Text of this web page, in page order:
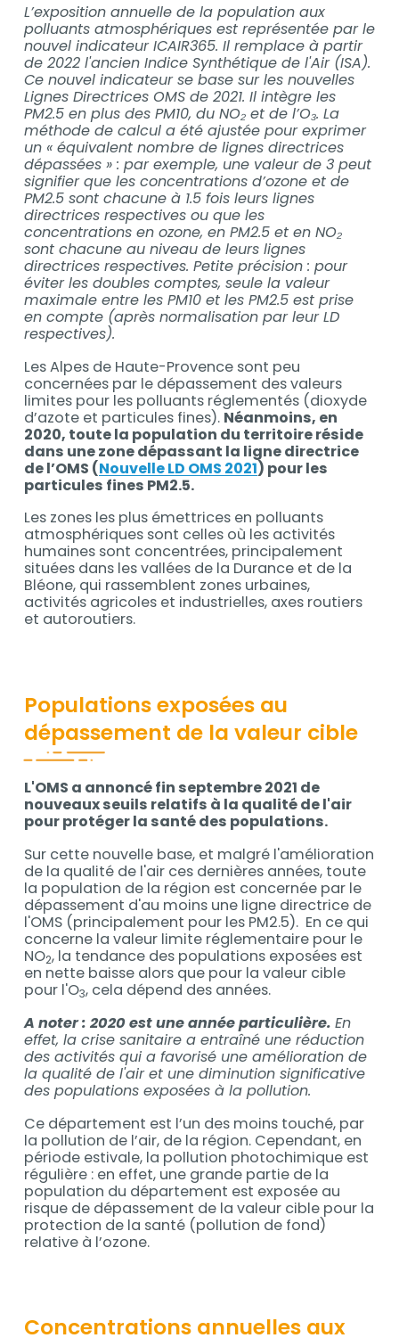
L’exposition annuelle de la population aux
polluants atmosphériques est représentée par le
nouvel indicateur ICAIR365. Il remplace à partir
de 2022 l'ancien Indice Synthétique de l'Air (ISA).
Ce nouvel indicateur se base sur les nouvelles
Lignes Directrices OMS de 2021. Il intègre les
PM2.5 en plus des PM10, du NO₂ et de l’O₃. La
méthode de calcul a été ajustée pour exprimer
un « équivalent nombre de lignes directrices
dépassées » : par exemple, une valeur de 3 peut
signifier que les concentrations d’ozone et de
PM2.5 sont chacune à 1.5 fois leurs lignes
directrices respectives ou que les
concentrations en ozone, en PM2.5 et en NO₂
sont chacune au niveau de leurs lignes
directrices respectives. Petite précision : pour
éviter les doubles comptes, seule la valeur
maximale entre les PM10 et les PM2.5 est prise
en compte (après normalisation par leur LD
respectives).
Les Alpes de Haute-Provence sont peu
concernées par le dépassement des valeurs
limites pour les polluants réglementés (dioxyde
d’azote et particules fines). Néanmoins, en
2020, toute la population du territoire réside
dans une zone dépassant la ligne directrice
de l’OMS (Nouvelle LD OMS 2021) pour les
particules fines PM2.5.
Les zones les plus émettrices en polluants
atmosphériques sont celles où les activités
humaines sont concentrées, principalement
situées dans les vallées de la Durance et de la
Bléone, qui rassemblent zones urbaines,
activités agricoles et industrielles, axes routiers
et autoroutiers.
Populations exposées au
dépassement de la valeur cible
Contenu
L'OMS a annoncé fin septembre 2021 de
nouveaux seuils relatifs à la qualité de l'air
pour protéger la santé des populations.
Sur cette nouvelle base, et malgré l'amélioration
de la qualité de l'air ces dernières années, toute
la population de la région est concernée par le
dépassement d'au moins une ligne directrice de
l'OMS (principalement pour les PM2.5). En ce qui
concerne la valeur limite réglementaire pour le
NO2, la tendance des populations exposées est
en nette baisse alors que pour la valeur cible
pour l'O3, cela dépend des années.
A noter : 2020 est une année particulière. En
effet, la crise sanitaire a entraîné une réduction
des activités qui a favorisé une amélioration de
la qualité de l'air et une diminution significative
des populations exposées à la pollution.
Ce département est l’un des moins touché, par
la pollution de l’air, de la région. Cependant, en
période estivale, la pollution photochimique est
régulière : en effet, une grande partie de la
population du département est exposée au
risque de dépassement de la valeur cible pour la
protection de la santé (pollution de fond)
relative à l’ozone.
Concentrations annuelles aux